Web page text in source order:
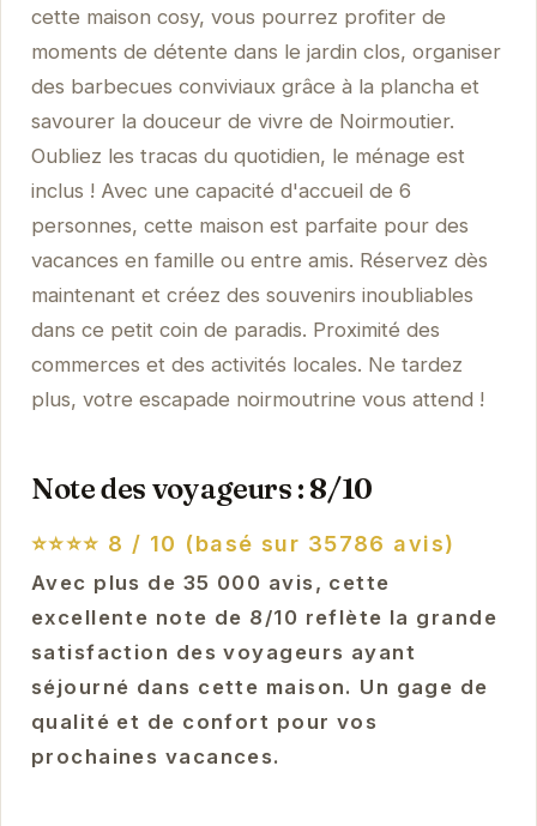
cette maison cosy, vous pourrez profiter de
moments de détente dans le jardin clos, organiser
des barbecues conviviaux grâce à la plancha et
savourer la douceur de vivre de Noirmoutier.
Oubliez les tracas du quotidien, le ménage est
inclus ! Avec une capacité d'accueil de 6
personnes, cette maison est parfaite pour des
vacances en famille ou entre amis. Réservez dès
maintenant et créez des souvenirs inoubliables
dans ce petit coin de paradis. Proximité des
commerces et des activités locales. Ne tardez
plus, votre escapade noirmoutrine vous attend !
Note des voyageurs : 8/10
⭐⭐⭐⭐ 8 / 10 (basé sur 35786 avis)
Avec plus de 35 000 avis, cette
excellente note de 8/10 reflète la grande
satisfaction des voyageurs ayant
séjourné dans cette maison. Un gage de
qualité et de confort pour vos
prochaines vacances.